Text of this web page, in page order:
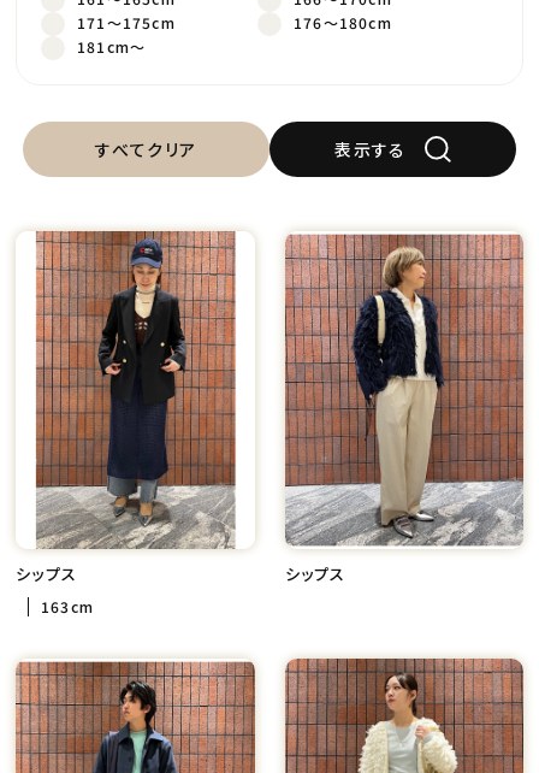
171～175cm
176～180cm
181cm～
すべてクリア 表示する
シップス
163cm
シップス